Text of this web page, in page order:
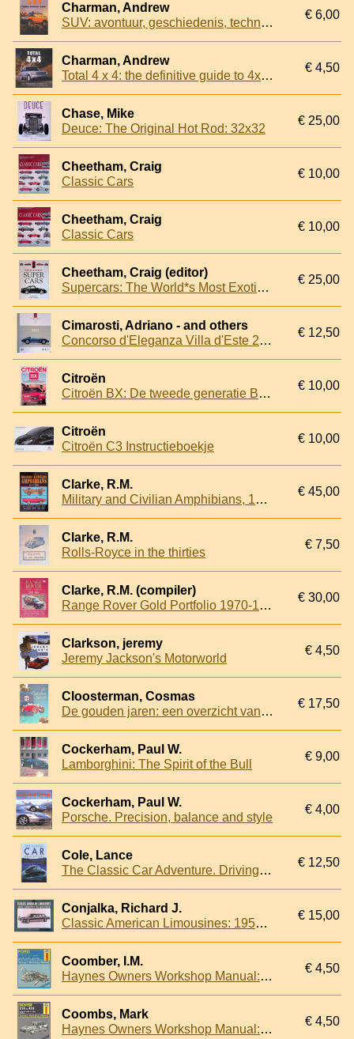
Charman, Andrew
SUV: avontuur, geschiedenis, techniek
€ 6,00
Charman, Andrew
Total 4 x 4: the definitive guide to 4x4 sports-utility vehicles
€ 4,50
Chase, Mike
Deuce: The Original Hot Rod: 32x32
€ 25,00
Cheetham, Craig
Classic Cars
€ 10,00
Cheetham, Craig
Classic Cars
€ 10,00
Cheetham, Craig (editor)
Supercars: The World*s Most Exotic Sports Cars
€ 25,00
Cimarosti, Adriano - and others
Concorso d'Eleganza Villa d'Este 2015
€ 12,50
Citroën
Citroën BX: De tweede generatie BX. . . Nieuw van binnen en van buiten
€ 10,00
Citroën
Citroën C3 Instructieboekje
€ 10,00
Clarke, R.M.
Military and Civilian Amphibians, 1940-1990
€ 45,00
Clarke, R.M.
Rolls-Royce in the thirties
€ 7,50
Clarke, R.M. (compiler)
Range Rover Gold Portfolio 1970-1988
€ 30,00
Clarkson, jeremy
Jeremy Jackson's Motorworld
€ 4,50
Cloosterman, Cosmas
De gouden jaren: een overzicht van MG's uit de "Golden Age of Motoring"
€ 17,50
Cockerham, Paul W.
Lamborghini: The Spirit of the Bull
€ 9,00
Cockerham, Paul W.
Porsche. Precision, balance and style
€ 4,00
Cole, Lance
The Classic Car Adventure. Driving Through History on the Road to Nostalgia
€ 12,50
Conjalka, Richard J.
Classic American Limousines: 1955-2000 Photo Archive
€ 15,00
Coomber, I.M.
Haynes Owners Workshop Manual: Ford Fiesta (petrol), Aug 1983 to 1985, All models, 957cc, 1117cc, 1296cc, 1597cc
€ 4,50
Coombs, Mark
Haynes Owners Workshop Manual: Rover 214 & 414 October 1989 to 1992, 1397cc
€ 4,50